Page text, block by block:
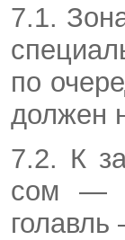
7.1.
по
должен
7.2. К
сом —